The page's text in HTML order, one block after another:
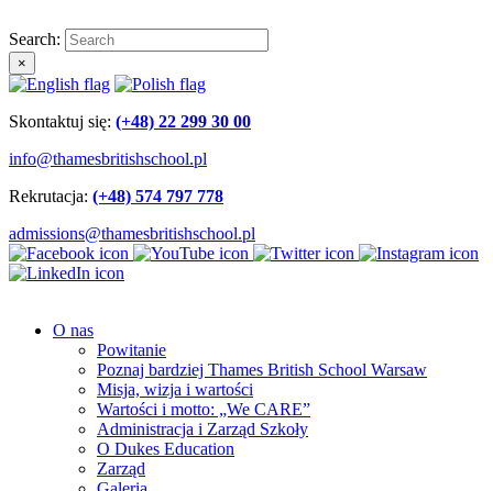
Search:
×
Skontaktuj się: (+48) 22 299 30 00
info@thamesbritishschool.pl
Rekrutacja: (+48) 574 797 778
admissions@thamesbritishschool.pl
O nas
Powitanie
Poznaj bardziej Thames British School Warsaw
Misja, wizja i wartości
Wartości i motto: „We CARE”
Administracja i Zarząd Szkoły
O Dukes Education
Zarząd